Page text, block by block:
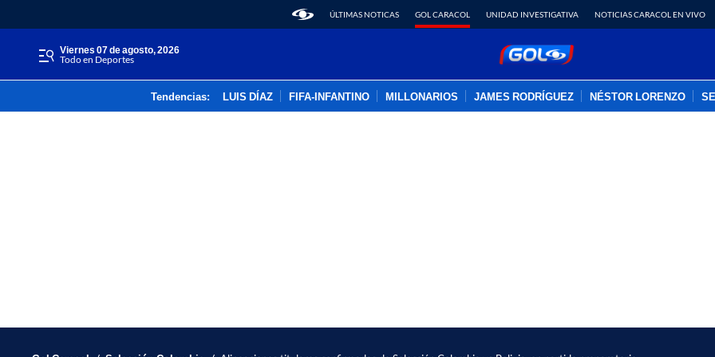
ÚLTIMAS NOTICAS GOL CARACOL UNIDAD INVESTIGATIVA NOTICIAS CARACOL EN VIVO
viernes 07 de agosto, 2026
Todo en Deportes
Tendencias: LUIS DÍAZ FIFA-INFANTINO MILLONARIOS JAMES RODRÍGUEZ NÉSTOR LORENZO